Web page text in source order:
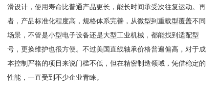
滑设计，使用寿命比普通产品更长，能长时间承受次往复运动。再
者，产品标准化程度高，规格体系完善，从微型到重载型覆盖不同
场景，不管是小型电子设备还是大型工业机械，都能找到适配型
号，更换维护也很方便。不过美国直线轴承价格普遍偏高，对于成
本控制严格的项目来说门槛不低，但在精密制造领域，凭借稳定的
性能，一直受到不少企业青睐。